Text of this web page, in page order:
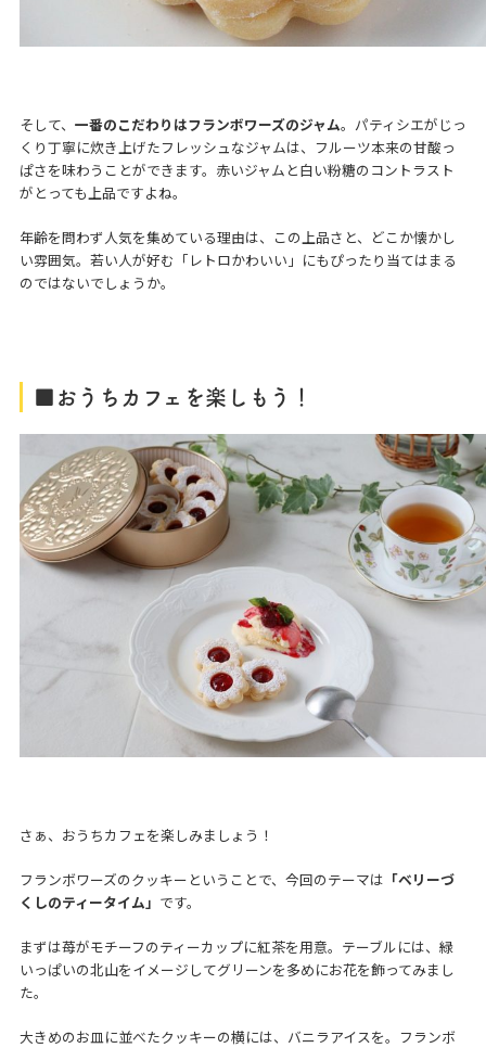
そして、 一番のこだわりはフランボワーズのジャム。パティシエがじっ
くり丁寧に炊き上げたフレッシュなジャムは、フルーツ本来の甘酸っ
ぱさを味わうことができます。赤いジャムと白い粉糖のコントラスト
がとっても上品ですよね。
年齢を問わず人気を集めている理由は、この上品さと、どこか懐かし
い雰囲気。若い人が好む「レトロかわいい」にもぴったり当てはまる
のではないでしょうか。
■おうちカフェを楽しもう！
さぁ、おうちカフェを楽しみましょう！
フランボワーズのクッキーということで、今回のテーマは 「ベリーづ
くしのティータイム」 です。
まずは苺がモチーフのティーカップに紅茶を用意。テーブルには、緑
いっぱいの北山をイメージしてグリーンを多めにお花を飾ってみまし
た。
大きめのお皿に並べたクッキーの横には、バニラアイスを。フランボ